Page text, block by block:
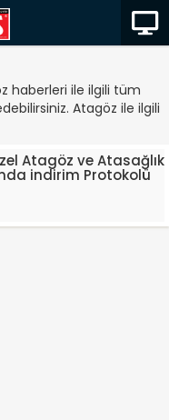
haberleri ile ilgili tüm
Atagöz ile ilgili
Atagöz ve Atasağlık
indirim Protokolü